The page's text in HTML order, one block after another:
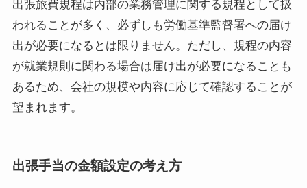
出張旅費規程は内部の業務管理に関する規程として扱
われることが多く、必ずしも労働基準監督署への届け
出が必要になるとは限りません。ただし、規程の内容
が就業規則に関わる場合は届け出が必要になることも
あるため、会社の規模や内容に応じて確認することが
望まれます。
出張手当の金額設定の考え方